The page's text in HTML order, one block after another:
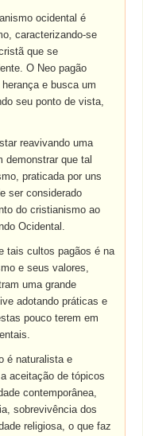
ocidental é
caracterizando-se
que se
O Neo pagão
e busca um
seu ponto de vista,
reavivando uma
demonstrar que tal
praticada por uns
ser considerado
do cristianismo ao
Ocidental.
tais cultos pagãos é na
e seus valores,
uma grande
adotando práticas e
pouco terem em
é naturalista e
aceitação de tópicos
contemporânea,
sobrevivência dos
religiosa, o que faz